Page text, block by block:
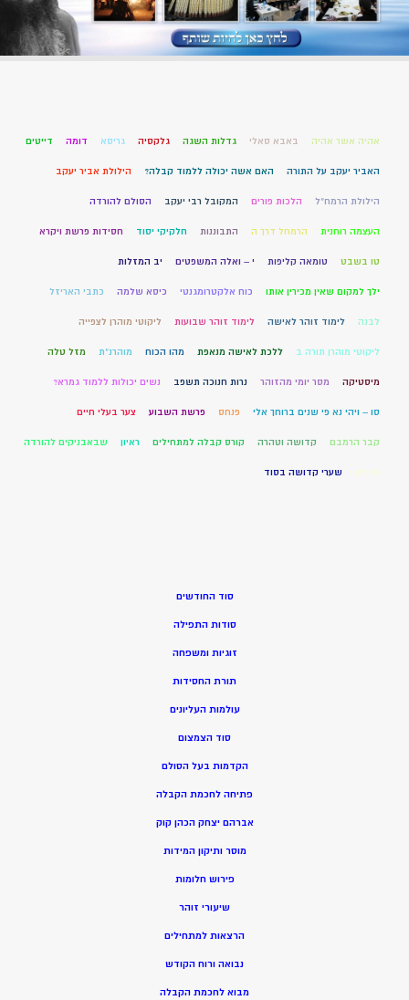
אהיה אשר אהיה באבא סאלי גדלות השגה גלקסיה גריסא דומה דייטים
האביר יעקב על התורה האם אשה יכולה ללמוד קבלה? הילולת אביר יעקב
הילולת הרמח"ל הלכות פורים המקובל רבי יעקב הסולם להורדה
העצמה רוחנית הרמחל דרך ה התבוננות חלקיקי יסוד חסידות פרשת ויקרא
טו בשבט טומאה קליפות י – ואלה המשפטים יב המזלות
ילך למקום שאין מכירין אותו כוח אלקטרומגנטי כיסא שלמה כתבי האריזל
לבנה לימוד זוהר לאישה לימוד זוהר שבועות ליקוטי מוהרן לצפייה
ליקוטי מוהרן תורה ב ללכת לאישה מנאפת מהו הכוח מוהרנ”ת מזל טלה
מיסטיקה מסר יומי מהזוהר נרות חנוכה תשפב נשים יכולות ללמוד גמרא?
סו – ויהי נא פי שנים ברוחך אלי פנחס פרשת השבוע צער בעלי חיים
קבר הרמבם קדושה וטהרה קורס קבלה למתחילים ראיון שבאבניקים להורדה
שירים שערי קדושה בסוד
סוד החודשים
סודות התפילה
זוגיות ומשפחה
תורת החסידות
עולמות העליונים
סוד הצמצום
הקדמות בעל הסולם
פתיחה לחכמת הקבלה
אברהם יצחק הכהן קוק
מוסר ותיקון המידות
פירוש חלומות
שיעורי זוהר
הרצאות למתחילים
נבואה ורוח הקודש
מבוא לחכמת הקבלה